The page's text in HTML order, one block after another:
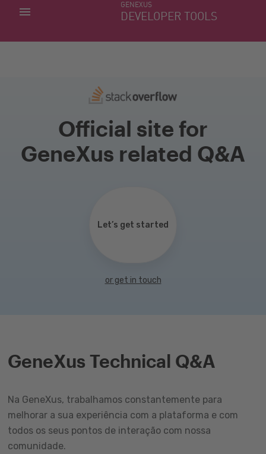
GENEXUS
DEVELOPER TOOLS
MINHAS APLICACÕES
Official site for
GeneXus related Q&A
Let’s get started
or get in touch
GeneXus Technical Q&A
Na GeneXus, trabalhamos constantemente para
melhorar a sua experiência com a plataforma e com
todos os seus pontos de interação com nossa
comunidade.